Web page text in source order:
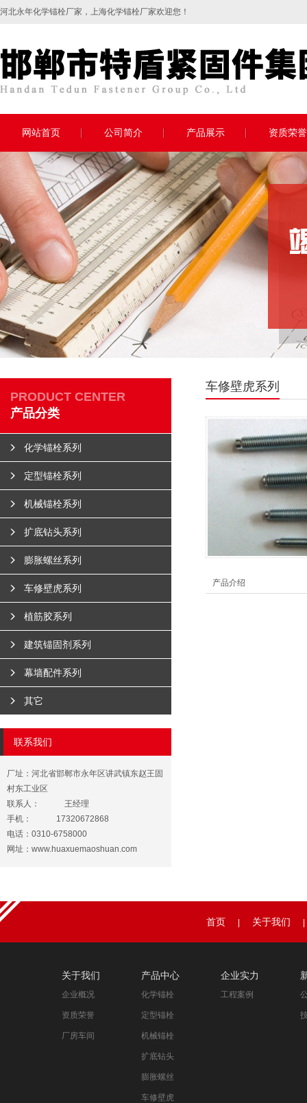
河北永年化学锚栓厂家，上海化学锚栓厂家欢迎您！
网站首页 公司简介 产品展示 资质荣誉
PRODUCT CENTER
产品分类
化学锚栓系列
定型锚栓系列
机械锚栓系列
扩底钻头系列
膨胀螺丝系列
车修壁虎系列
植筋胶系列
建筑锚固剂系列
幕墙配件系列
其它
联系我们
厂址：河北省邯郸市永年区讲武镇东赵王固
村东工业区
联系人：
王经理
手机：
17320672868
电话：0310-6758000
网址： www.huaxuemaoshuan.com
车修壁虎系列
产品介绍
首页 关于我们
关于我们
企业概况
资质荣誉
厂房车间
产品中心
化学锚栓
定型锚栓
机械锚栓
扩底钻头
膨胀螺丝
车修壁虎
企业实力
工程案例